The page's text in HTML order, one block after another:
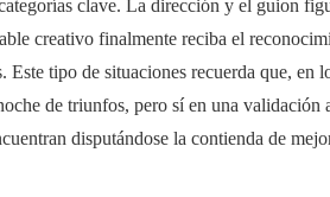
clave. La dirección y el guion
creativo finalmente reciba el
Este tipo de situaciones recuerda que, en
de triunfos, pero sí en una validación
disputándose la contienda de